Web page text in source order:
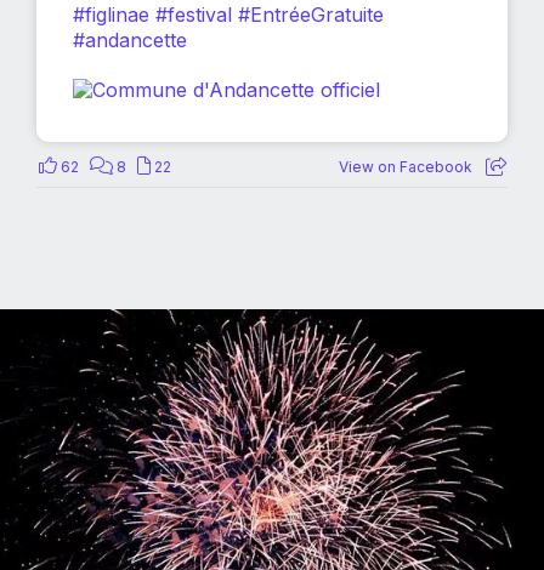
#figlinae #festival #EntréeGratuite
#andancette
62 8 22 View on Facebook